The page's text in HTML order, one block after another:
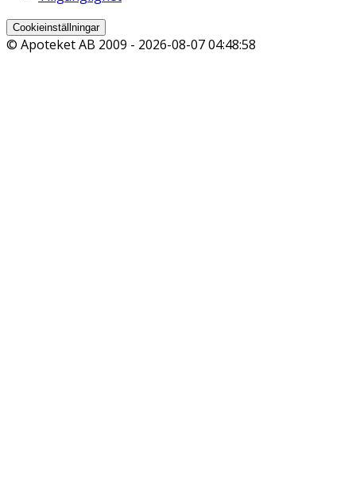
Cookieinställningar
© Apoteket AB 2009 - 2026-08-07 04:48:58